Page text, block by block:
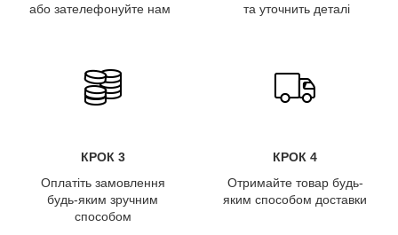
або зателефонуйте нам
та уточнить деталі
КРОК 3
КРОК 4
Оплатіть замовлення
будь-яким зручним
способом
Отримайте товар будь-
яким способом доставки